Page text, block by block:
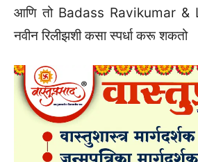
आणि तो Badass Ravikumar &
नवीन रिलीझशी कसा स्पर्धा करू शकतो